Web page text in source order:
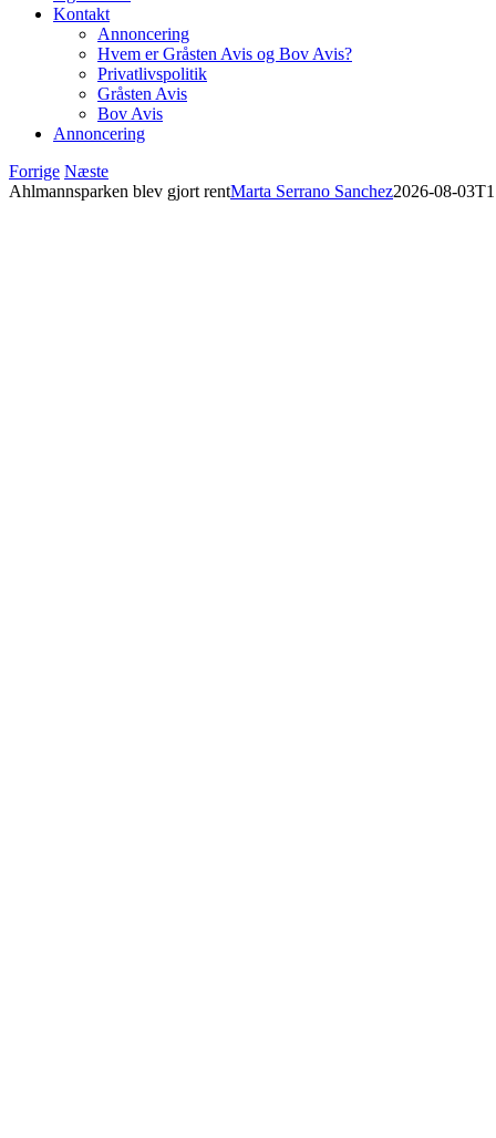
Kontakt
Annoncering
Hvem er Gråsten Avis og Bov Avis?
Privatlivspolitik
Gråsten Avis
Bov Avis
Annoncering
Forrige Næste
Ahlmannsparken blev gjort rentMarta Serrano Sanchez2026-08-